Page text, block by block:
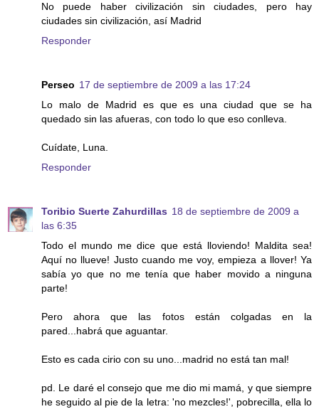
No puede haber civilización sin ciudades, pero hay
ciudades sin civilización, así Madrid
Responder
Perseo 17 de septiembre de 2009 a las 17:24
Lo malo de Madrid es que es una ciudad que se ha
quedado sin las afueras, con todo lo que eso conlleva.
Cuídate, Luna.
Responder
Toribio Suerte Zahurdillas 18 de septiembre de 2009 a
las 6:35
Todo el mundo me dice que está lloviendo! Maldita sea!
Aquí no llueve! Justo cuando me voy, empieza a llover! Ya
sabía yo que no me tenía que haber movido a ninguna
parte!
Pero ahora que las fotos están colgadas en la
pared...habrá que aguantar.
Esto es cada cirio con su uno...madrid no está tan mal!
pd. Le daré el consejo que me dio mi mamá, y que siempre
he seguido al pie de la letra: 'no mezcles!', pobrecilla, ella lo